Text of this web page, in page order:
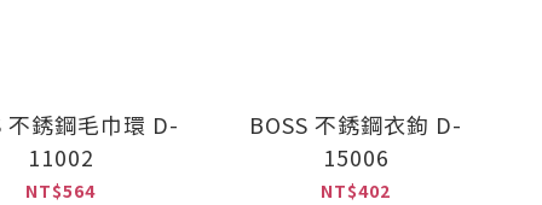
不銹鋼毛巾環 D-
11002
NT$564
BOSS 不銹鋼衣鉤 D-
15006
NT$402